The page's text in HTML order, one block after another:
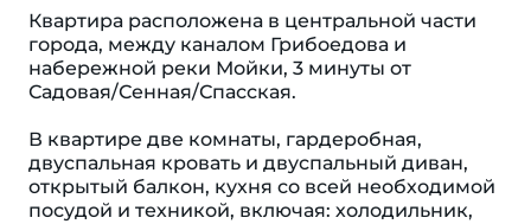
Квартира расположена в центральной части
города, между каналом Грибоедова и
набережной реки Мойки, 3 минуты от
Садовая/Сенная/Спасская.
В квартире две комнаты, гардеробная,
двуспальная кровать и двуспальный диван,
открытый балкон, кухня со всей необходимой
посудой и техникой, включая: холодильник,